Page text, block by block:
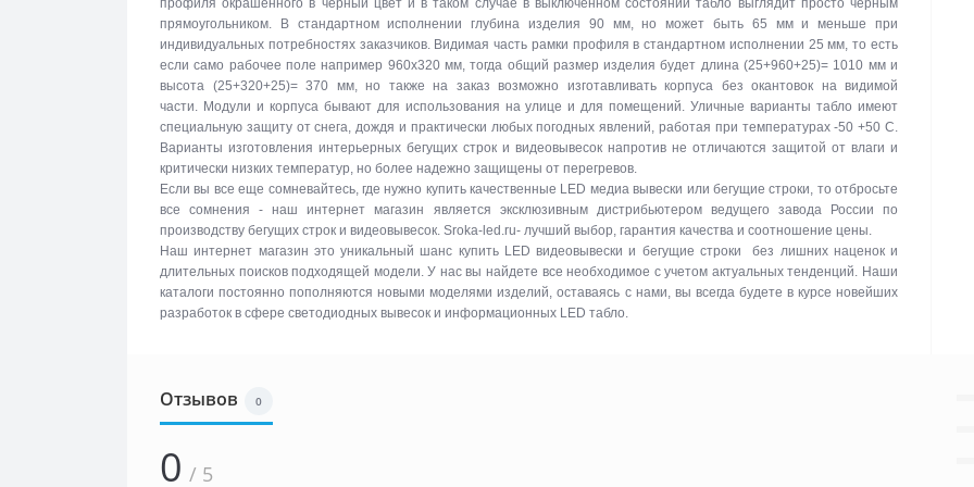
профиля окрашенного в черный цвет и в таком случае в выключенном состоянии табло выглядит просто черным
прямоугольником. В стандартном исполнении глубина изделия 90 мм, но может быть 65 мм и меньше при
индивидуальных потребностях заказчиков. Видимая часть рамки профиля в стандартном исполнении 25 мм, то есть
если само рабочее поле например 960х320 мм, тогда общий размер изделия будет длина (25+960+25)= 1010 мм и
высота (25+320+25)= 370 мм, но также на заказ возможно изготавливать корпуса без окантовок на видимой
части. Модули и корпуса бывают для использования на улице и для помещений. Уличные варианты табло имеют
специальную защиту от снега, дождя и практически любых погодных явлений, работая при температурах -50 +50 C.
Варианты изготовления интерьерных бегущих строк и видеовывесок напротив не отличаются защитой от влаги и
критически низких температур, но более надежно защищены от перегревов.
Если вы все еще сомневайтесь, где нужно купить качественные LED медиа вывески или бегущие строки, то отбросьте
все сомнения - наш интернет магазин является эксклюзивным дистрибьютером ведущего завода России по
производству бегущих строк и видеовывесок. Sroka-led.ru- лучший выбор, гарантия качества и соотношение цены.
Наш интернет магазин это уникальный шанс купить LED видеовывески и бегущие строки без лишних наценок и
длительных поисков подходящей модели. У нас вы найдете все необходимое с учетом актуальных тенденций. Наши
каталоги постоянно пополняются новыми моделями изделий, оставаясь с нами, вы всегда будете в курсе новейших
разработок в сфере светодиодных вывесок и информационных LED табло.
Отзывов 0
0 / 5